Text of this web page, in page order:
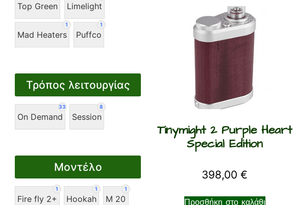
Top Green Limelight
1
Mad Heaters
1
Puffco
Τρόπος λειτουργίας
33
On Demand
8
Session
Μοντέλο
1
Fire fly 2+
1
Hookah
1
M 20
Tinymight 2 Purple Heart
Special Edition
398,00€
Προσθήκη στο καλάθι